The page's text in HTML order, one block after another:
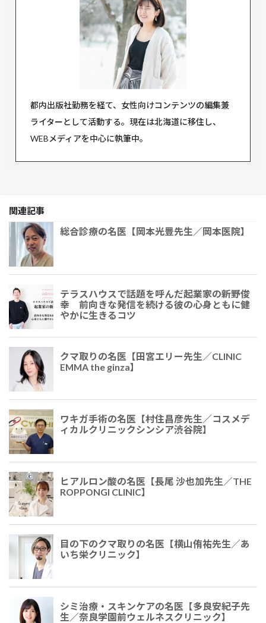
都内出版社勤務を経て、女性向けコンテンツの編集兼
ライターとして活動する。現在は北海道に移住し、
WEBメディアを中心に執筆中。
関連記事
総合診療の名医【岡本光豊先生／岡本医院】
テラスハウスで話題を呼んだ起業家の新野俊
幸 前向きな発信を続ける彼の心身ともに健
やかに生きるコツ
クマ取りの名医【田宮エリー先生／CLINIC
EMMA the ginza】
ワキガ手術の名医【村住昌彦先生／コスメデ
ィカルクリニックシンシア渋谷院】
ヒアルロン酸の名医【長尾 沙也加先生／THE
ROPPONGI CLINIC】
目の下のクマ取りの名医【横山侑祐​​先生／あ
いち栄クリニック】
シミ治療・スキンケアの名医【多良安紀子先
生／奈良学園前ウェルネスクリニック】